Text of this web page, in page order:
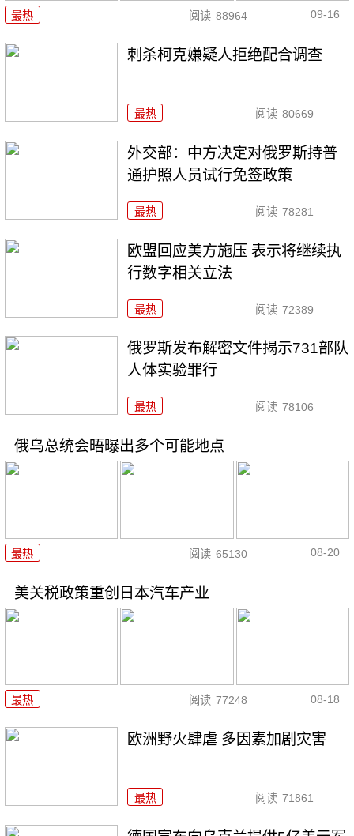
最热 阅读 88964 09-16
刺杀柯克嫌疑人拒绝配合调查
最热 阅读 80669
外交部：中方决定对俄罗斯持普
通护照人员试行免签政策
最热 阅读 78281
欧盟回应美方施压 表示将继续执
行数字相关立法
最热 阅读 72389
俄罗斯发布解密文件揭示731部队
人体实验罪行
最热 阅读 78106
俄乌总统会晤曝出多个可能地点
最热 阅读 65130 08-20
美关税政策重创日本汽车产业
最热 阅读 77248 08-18
欧洲野火肆虐 多因素加剧灾害
最热 阅读 71861